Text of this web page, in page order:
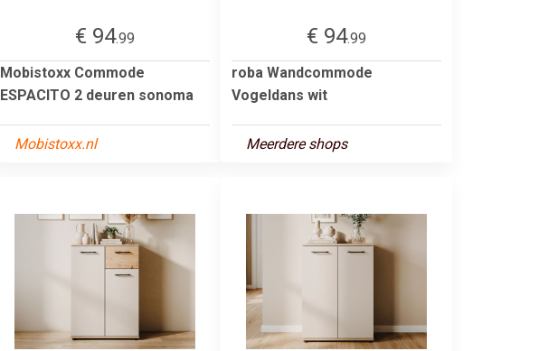
€ 94.99
Mobistoxx Commode
ESPACITO 2 deuren sonoma
Mobistoxx.nl
€ 94.99
roba Wandcommode
Vogeldans wit
Meerdere shops